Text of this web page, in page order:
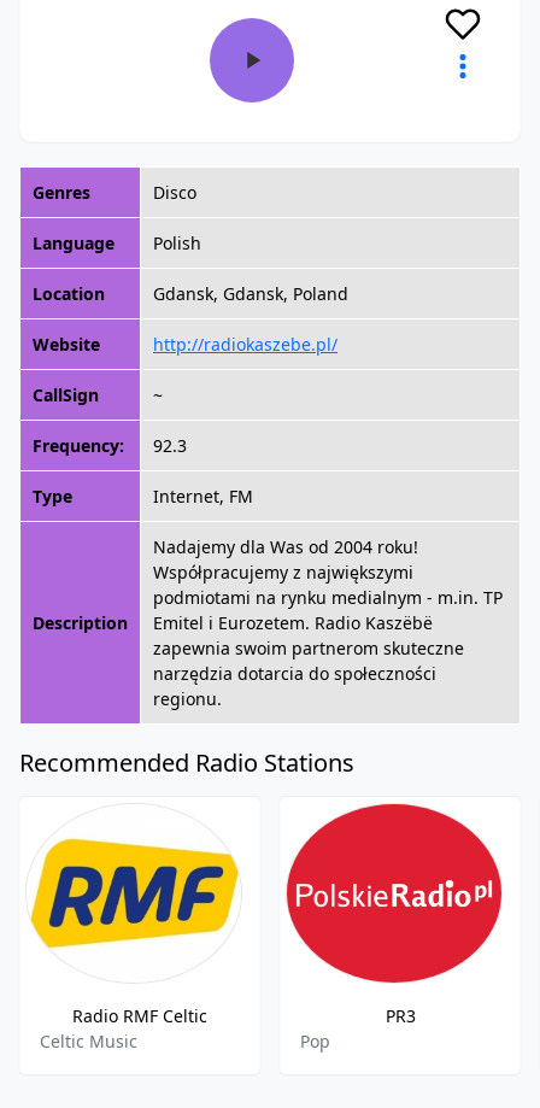
Genres Disco
Language Polish
Location Gdansk, Gdansk, Poland
Website http://radiokaszebe.pl/
CallSign ~
Frequency: 92.3
Type Internet, FM
Description
Nadajemy dla Was od 2004 roku!
Współpracujemy z największymi
podmiotami na rynku medialnym - m.in. TP
Emitel i Eurozetem. Radio Kaszëbë
zapewnia swoim partnerom skuteczne
narzędzia dotarcia do społeczności
regionu.
Recommended Radio Stations
Radio RMF Celtic
Celtic Music
PR3
Pop